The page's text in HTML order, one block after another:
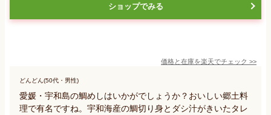
ショップでみる
価格と在庫を楽天でチェック >>
どんどん(50代・男性)
愛媛・宇和島の鯛めしはいかがでしょうか？おいしい郷土料
理で有名ですね。宇和海産の鯛切り身とダシ汁がきいたタレ